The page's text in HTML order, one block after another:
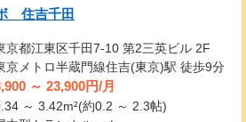
住吉千田
京都江東区千田7-10 第2三英ビル 2F
京メトロ半蔵門線住吉(東京)駅 徒歩9分
～ 23,900円/月
～ 3.42m²(約0.2 ～ 2.3帖)